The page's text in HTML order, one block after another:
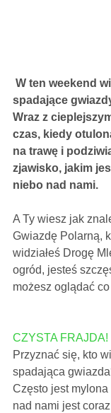
W ten weekend
spadające
Wraz z
czas, kiedy
na trawę i
zjawisko, jakim
niebo nad nami.
A Ty wiesz jak
Gwiazdę Polarną,
widziałeś Drogę
ogród, jesteś
możesz oglądać
CZYSTA FRAJDA!
Przyznać się, kto
spadająca
Często jest
nad nami jest